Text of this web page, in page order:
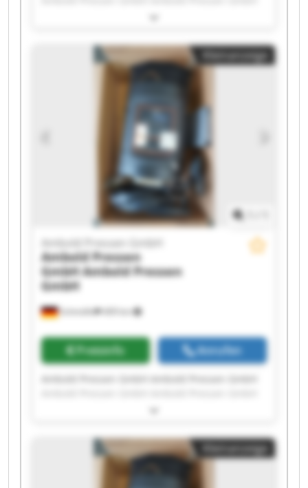
Ambold Pressen GmbH Ambold Pressen GmbH
Ambold Pressen GmbH Ambold Pressen GmbH
Ambold Pressen GmbH Ambold Pressen GmbH
Ambold Pressen GmbH Ambold Pressen GmbH
Ambold Pressen GmbH Ambold Pressen GmbH
Ambold Pressen GmbH Ambold Pressen GmbH
Kleinanzeige
Schmölln 409 km
Ambold Pressen GmbH
Ambold Pressen
GmbHAmbold Pressen
GmbH
Preisinfo Anrufen
Ambold Pressen GmbH Ambold Pressen GmbH
Ambold Pressen GmbH Ambold Pressen GmbH
Ambold Pressen GmbH Ambold Pressen GmbH
Ambold Pressen GmbH Ambold Pressen GmbH
Ambold Pressen GmbH Ambold Pressen GmbH
Kleinanzeige